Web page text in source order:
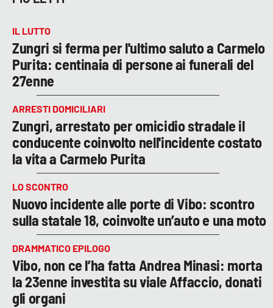
IL LUTTO
Zungri si ferma per l'ultimo saluto a Carmelo
Purita: centinaia di persone ai funerali del
27enne
ARRESTI DOMICILIARI
Zungri, arrestato per omicidio stradale il
conducente coinvolto nell'incidente costato
la vita a Carmelo Purita
LO SCONTRO
Nuovo incidente alle porte di Vibo: scontro
sulla statale 18, coinvolte un’auto e una moto
DRAMMATICO EPILOGO
Vibo, non ce l’ha fatta Andrea Minasi: morta
la 23enne investita su viale Affaccio, donati
gli organi